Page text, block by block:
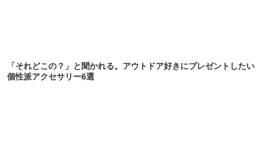
「それどこの？」と聞かれる。アウトドア好きにプレゼントしたい
個性派アクセサリー6選